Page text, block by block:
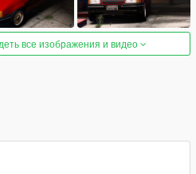
все изображения и видео